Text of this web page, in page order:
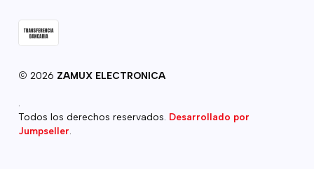
2026 ZAMUX ELECTRONICA
Todos los derechos reservados. Desarrollado por
Jumpseller